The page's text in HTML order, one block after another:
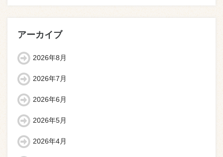
アーカイブ
2026年8月
2026年7月
2026年6月
2026年5月
2026年4月